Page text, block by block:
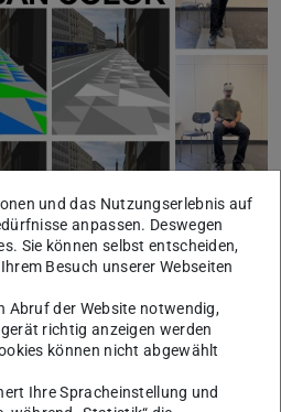
Walking on
for Your Mental
into urban design to enhance
und das Nutzungserlebnis auf
anpassen. Deswegen
Sie können selbst entscheiden,
Besuch unserer Webseiten
Abruf der Website notwendig,
richtig anzeigen werden
können nicht abgewählt
Ihre Spracheinstellung und